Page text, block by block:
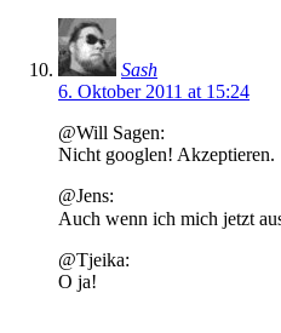
Sash
6. Oktober 2011 at 15:24
@Will Sagen:
Nicht googlen! Akzeptieren.
@Jens:
Auch wenn ich mich jetzt
@Tjeika:
O ja!